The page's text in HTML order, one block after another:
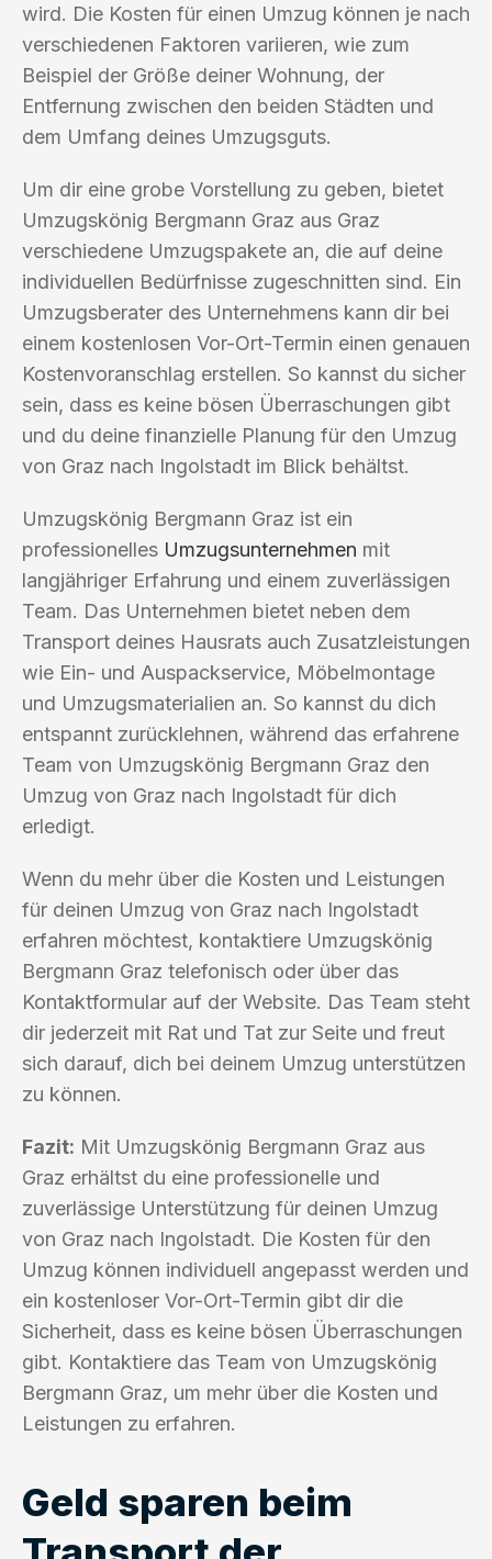
wird. Die Kosten für einen Umzug können je nach
verschiedenen Faktoren variieren, wie zum
Beispiel der Größe deiner Wohnung, der
Entfernung zwischen den beiden Städten und
dem Umfang deines Umzugsguts.
Um dir eine grobe Vorstellung zu geben, bietet
Umzugskönig Bergmann Graz aus Graz
verschiedene Umzugspakete an, die auf deine
individuellen Bedürfnisse zugeschnitten sind. Ein
Umzugsberater des Unternehmens kann dir bei
einem kostenlosen Vor-Ort-Termin einen genauen
Kostenvoranschlag erstellen. So kannst du sicher
sein, dass es keine bösen Überraschungen gibt
und du deine finanzielle Planung für den Umzug
von Graz nach Ingolstadt im Blick behältst.
Umzugskönig Bergmann Graz ist ein
professionelles Umzugsunternehmen mit
langjähriger Erfahrung und einem zuverlässigen
Team. Das Unternehmen bietet neben dem
Transport deines Hausrats auch Zusatzleistungen
wie Ein- und Auspackservice, Möbelmontage
und Umzugsmaterialien an. So kannst du dich
entspannt zurücklehnen, während das erfahrene
Team von Umzugskönig Bergmann Graz den
Umzug von Graz nach Ingolstadt für dich
erledigt.
Wenn du mehr über die Kosten und Leistungen
für deinen Umzug von Graz nach Ingolstadt
erfahren möchtest, kontaktiere Umzugskönig
Bergmann Graz telefonisch oder über das
Kontaktformular auf der Website. Das Team steht
dir jederzeit mit Rat und Tat zur Seite und freut
sich darauf, dich bei deinem Umzug unterstützen
zu können.
Fazit: Mit Umzugskönig Bergmann Graz aus
Graz erhältst du eine professionelle und
zuverlässige Unterstützung für deinen Umzug
von Graz nach Ingolstadt. Die Kosten für den
Umzug können individuell angepasst werden und
ein kostenloser Vor-Ort-Termin gibt dir die
Sicherheit, dass es keine bösen Überraschungen
gibt. Kontaktiere das Team von Umzugskönig
Bergmann Graz, um mehr über die Kosten und
Leistungen zu erfahren.
Geld sparen beim